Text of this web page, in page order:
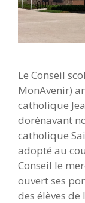
Le Conseil
MonAvenir)
catholique
dorénavant
catholique
adopté au
Conseil le
ouvert ses
des élèves de